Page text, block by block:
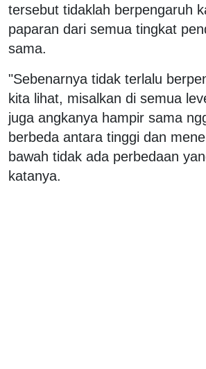
tersebut tidaklah berpengaruh
paparan dari semua tingkat
sama.
"Sebenarnya tidak terlalu
kita lihat, misalkan di semua
juga angkanya hampir sama
berbeda antara tinggi dan
bawah tidak ada perbedaan
katanya.